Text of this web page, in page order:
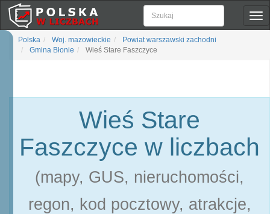
Polska Woj. mazowieckie
Powiat warszawski zachodni
Gmina Błonie
Wieś Stare Faszczyce
Wieś Stare
Faszczyce w liczbach
(mapy, GUS, nieruchomości,
regon, kod pocztowy, atrakcje,